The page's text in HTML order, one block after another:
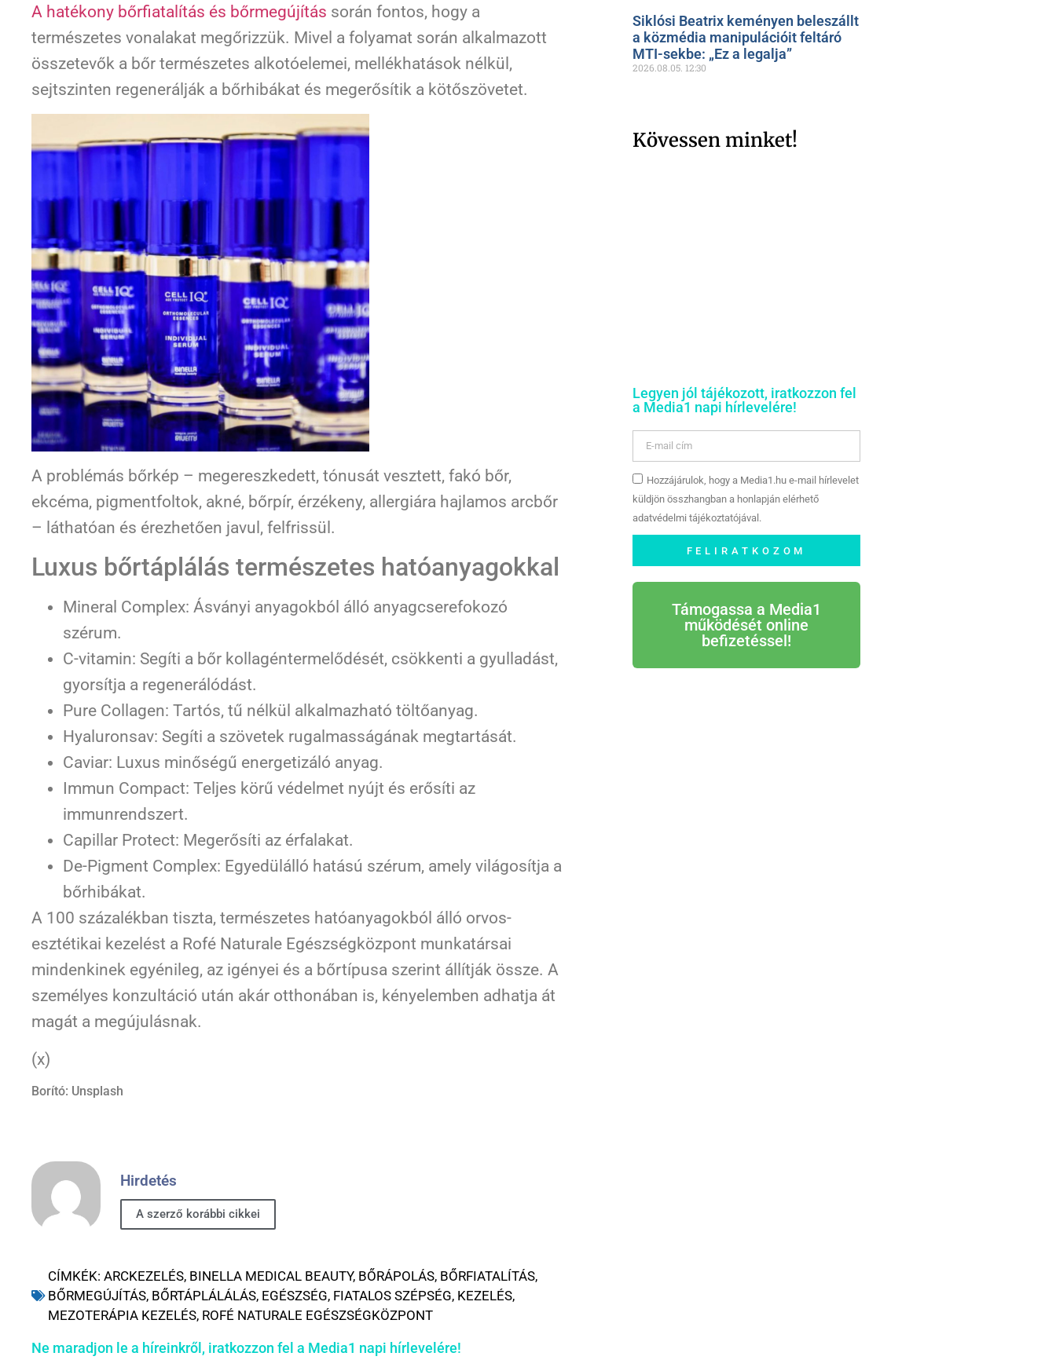
A hatékony bőrfiatalítás és bőrmegújítás során fontos, hogy a
természetes vonalakat megőrizzük. Mivel a folyamat során alkalmazott
összetevők a bőr természetes alkotóelemei, mellékhatások nélkül,
sejtszinten regenerálják a bőrhibákat és megerősítik a kötőszövetet.
A problémás bőrkép – megereszkedett, tónusát vesztett, fakó bőr,
ekcéma, pigmentfoltok, akné, bőrpír, érzékeny, allergiára hajlamos arcbőr
– láthatóan és érezhetően javul, felfrissül.
Luxus bőrtáplálás természetes hatóanyagokkal
Mineral Complex: Ásványi anyagokból álló anyagcserefokozó
szérum.
C-vitamin: Segíti a bőr kollagéntermelődését, csökkenti a gyulladást,
gyorsítja a regenerálódást.
Pure Collagen: Tartós, tű nélkül alkalmazható töltőanyag.
Hyaluronsav: Segíti a szövetek rugalmasságának megtartását.
Caviar: Luxus minőségű energetizáló anyag.
Immun Compact: Teljes körű védelmet nyújt és erősíti az
immunrendszert.
Capillar Protect: Megerősíti az érfalakat.
De-Pigment Complex: Egyedülálló hatású szérum, amely világosítja a
bőrhibákat.
A 100 százalékban tiszta, természetes hatóanyagokból álló orvos-
esztétikai kezelést a Rofé Naturale Egészségközpont munkatársai
mindenkinek egyénileg, az igényei és a bőrtípusa szerint állítják össze. A
személyes konzultáció után akár otthonában is, kényelemben adhatja át
magát a megújulásnak.
(x)
Borító: Unsplash
Hirdetés
A szerző korábbi cikkei
CÍMKÉK: ARCKEZELÉS, BINELLA MEDICAL BEAUTY, BŐRÁPOLÁS, BŐRFIATALÍTÁS,
BŐRMEGÚJÍTÁS, BŐRTÁPLÁLÁLÁS, EGÉSZSÉG, FIATALOS SZÉPSÉG, KEZELÉS,
MEZOTERÁPIA KEZELÉS, ROFÉ NATURALE EGÉSZSÉGKÖZPONT
Ne maradjon le a híreinkről, iratkozzon fel a Media1 napi hírlevelére!
Siklósi Beatrix keményen beleszállt
a közmédia manipulációit feltáró
MTI-sekbe: „Ez a legalja”
2026.08.05. 12:30
Kövessen minket!
Legyen jól tájékozott, iratkozzon fel
a Media1 napi hírlevelére!
Hozzájárulok, hogy a Media1.hu e-mail hírlevelet
küldjön összhangban a honlapján elérhető
adatvédelmi tájékoztatójával.
FELIRATKOZOM
Támogassa a Media1
működését online
befizetéssel!